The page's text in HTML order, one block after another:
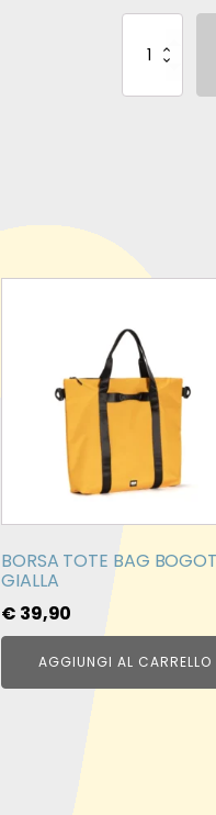
CON
BORSA TOTE BAG
GIALLA
€ 39,90
AGGIUNGI AL CARRELLO